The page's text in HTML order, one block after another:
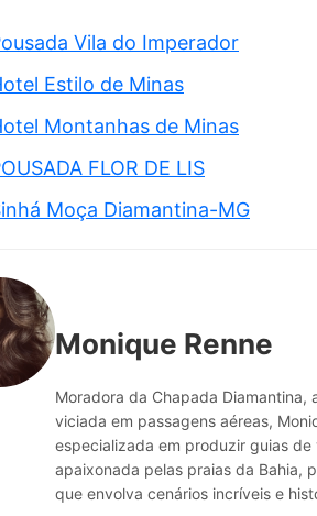
Vila do Imperador
Estilo de Minas
Montanhas de Minas
FLOR DE LIS
Moça Diamantina-MG
Monique Renne
Moradora da Chapada
viciada em passagens aéreas,
especializada em produzir guias de
apaixonada pelas praias da Bahia,
que envolva cenários incríveis e